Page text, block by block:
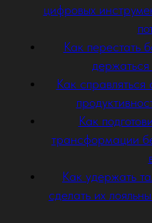
цифровых
Как перестать
Как
Как
трансформации
Как удержать
сделать их